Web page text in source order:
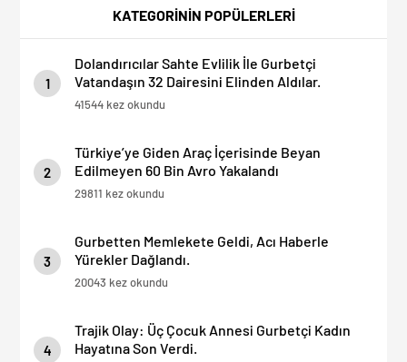
KATEGORİNİN POPÜLERLERİ
1
Dolandırıcılar Sahte Evlilik İle Gurbetçi
Vatandaşın 32 Dairesini Elinden Aldılar.
41544 kez okundu
2
Türkiye’ye Giden Araç İçerisinde Beyan
Edilmeyen 60 Bin Avro Yakalandı
29811 kez okundu
3
Gurbetten Memlekete Geldi, Acı Haberle
Yürekler Dağlandı.
20043 kez okundu
4
Trajik Olay: Üç Çocuk Annesi Gurbetçi Kadın
Hayatına Son Verdi.
“Hesabınızı Mutlaka Kontrol
Dışına Çıkamıyor!